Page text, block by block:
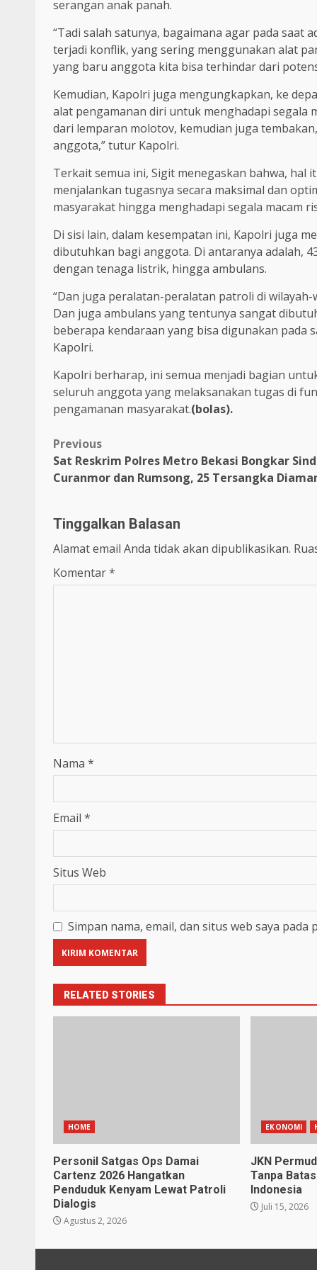
serangan anak panah.
“Tadi salah satunya, bagaimana agar pada saat
terjadi konflik, yang sering menggunakan alat
yang baru anggota kita bisa terhindar dari
Kemudian, Kapolri juga mengungkapkan, ke
alat pengamanan diri untuk menghadapi segala
dari lemparan molotov, kemudian juga
anggota,” tutur Kapolri.
Terkait semua ini, Sigit menegaskan bahwa,
menjalankan tugasnya secara maksimal dan
masyarakat hingga menghadapi segala macam
Di sisi lain, dalam kesempatan ini, Kapolri juga
dibutuhkan bagi anggota. Di antaranya adalah,
dengan tenaga listrik, hingga ambulans.
“Dan juga peralatan-peralatan patroli di
Dan juga ambulans yang tentunya sangat
beberapa kendaraan yang bisa digunakan pada
Kapolri.
Kapolri berharap, ini semua menjadi bagian
seluruh anggota yang melaksanakan tugas di
pengamanan masyarakat.(bolas).
Previous
Sat Reskrim Polres Metro Bekasi Bongkar
Curanmor dan Rumsong, 25 Tersangka
Tinggalkan Balasan
Alamat email Anda tidak akan dipublikasikan.
Komentar*
Nama *
Email *
Situs Web
Simpan nama, email, dan situs web saya
RELATED STORIES
HOME
Personil Satgas Ops Damai
Cartenz 2026 Hangatkan
Penduduk Kenyam Lewat Patroli
Dialogis
Agustus 2, 2026
EKONOMI
JKN
Tanpa
Indonesia
Juli 15, 2026